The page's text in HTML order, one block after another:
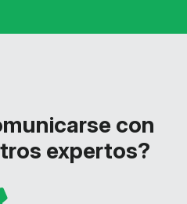
con
expertos?